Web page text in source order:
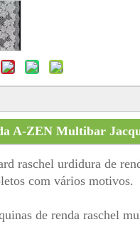
A-ZEN Multibar
raschel urdidura de
com vários motivos.
de renda raschel